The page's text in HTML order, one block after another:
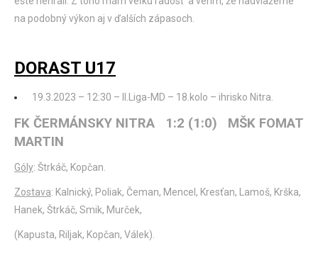
na podobný výkon aj v ďalších zápasoch.
DORAST U17
19.3.2023 – 12:30 – II.Liga-MD – 18.kolo – ihrisko Nitra.
FK ČERMÁNSKY NITRA 1:2 (1:0) MŠK FOMAT
MARTIN
Góly: Štrkáč, Kopčan.
Zostava: Kalnický, Poliak, Čeman, Mencel, Kresťan, Lamoš, Krška,
Hanek, Štrkáč, Smik, Murček,
(Kapusta, Riljak, Kopčan, Válek).